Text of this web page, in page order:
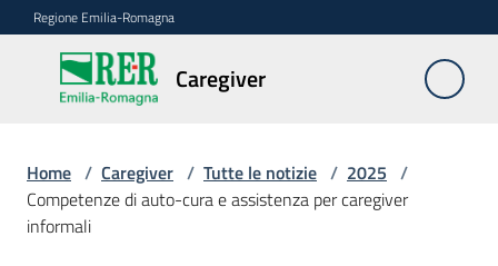
Vai al contenuto
Vai alla navigazione
Vai al footer
Regione Emilia-Romagna
Caregiver
Caregiver
Chi
è
Home / Caregiver / Tutte le notizie / 2025 /
Competenze di auto-cura e assistenza per caregiver
informali